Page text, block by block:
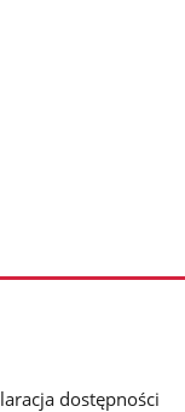
dostępności